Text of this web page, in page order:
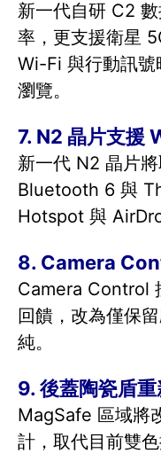
新一代自研 C2
率，更支援衛星
Wi-Fi 與行動訊號
瀏覽。
7. N2 晶片支援
新一代 N2 晶片
Bluetooth 6 與
Hotspot 與
8. Camera
Camera Control
回饋，改為僅保
純。
9. 後蓋陶瓷盾
MagSafe 區域將
計，取代目前雙色